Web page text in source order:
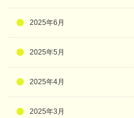
2025年6月
2025年5月
2025年4月
2025年3月